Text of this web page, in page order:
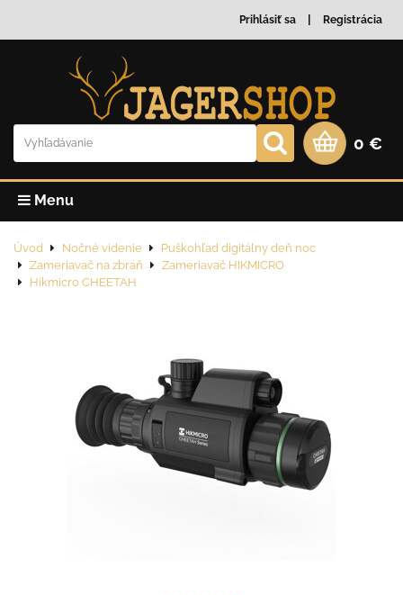
Prihlásiť sa Registrácia
0 €
Menu
Úvod Nočné videnie
Puškohľad digitálny deň noc
Zameriavač na zbraň
Zameriavač HIKMICRO
Hikmicro CHEETAH